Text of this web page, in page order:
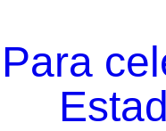
Para